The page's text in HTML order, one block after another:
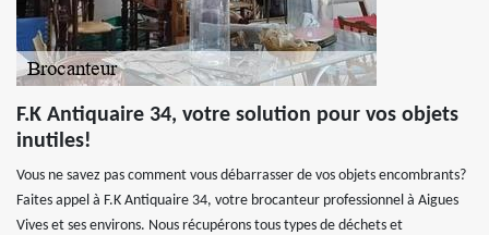
F.K Antiquaire 34, votre solution pour vos objets
inutiles!
Vous ne savez pas comment vous débarrasser de vos objets encombrants?
Faites appel à F.K Antiquaire 34, votre brocanteur professionnel à Aigues
Vives et ses environs. Nous récupérons tous types de déchets et